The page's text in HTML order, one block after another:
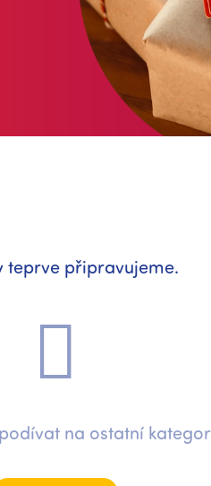
teprve připravujeme.
na ostatní